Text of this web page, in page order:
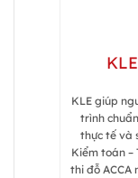
KLE giúp
trình
thực tế và
Kiểm toán –
thi đỗ